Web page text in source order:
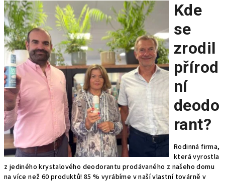
Kde
se
zrodil
přírod
ní
deodo
rant?
Rodinná firma,
která vyrostla
z jediného krystalového deodorantu prodávaného z našeho domu
na více než 60 produktů! 85 % vyrábíme v naší vlastní továrně v